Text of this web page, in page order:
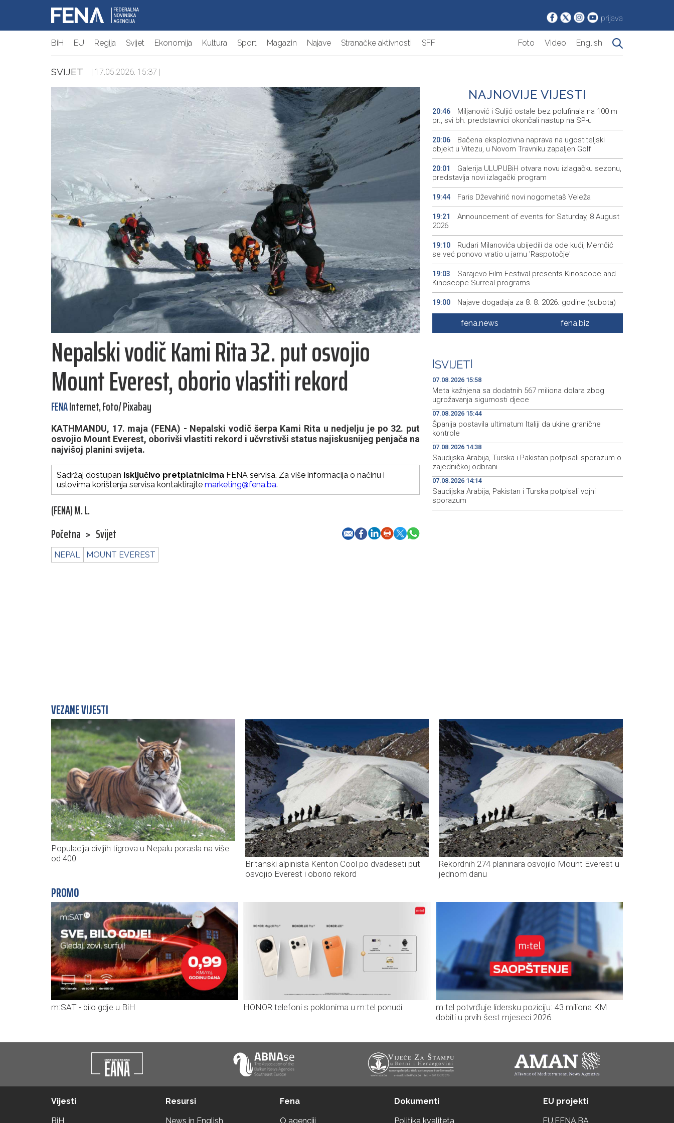
prijava
BiH EU Regija Svijet Ekonomija Kultura Sport Magazin Najave Stranačke aktivnosti SFF Foto Video English
SVIJET | 17.05.2026. 15:37 |
Nepalski vodič Kami Rita 32. put osvojio
Mount Everest, oborio vlastiti rekord
FENAInternet, Foto/ Pixabay
KATHMANDU, 17. maja (FENA) - Nepalski vodič šerpa Kami Rita u nedjelju je po 32. put
osvojio Mount Everest, oborivši vlastiti rekord i učvrstivši status najiskusnijeg penjača na
najvišoj planini svijeta.
Sadržaj dostupan isključivo pretplatnicima FENA servisa. Za više informacija o načinu i
uslovima korištenja servisa kontaktirajte marketing@fena.ba.
(FENA) M. L.
Početna > Svijet
NEPAL MOUNT EVEREST
NAJNOVIJE VIJESTI
20:46
Miljanović i Suljić ostale bez polufinala na 100 m
pr., svi bh. predstavnici okončali nastup na SP-u
20:06
Bačena eksplozivna naprava na ugostiteljski
objekt u Vitezu, u Novom Travniku zapaljen Golf
20:01
Galerija ULUPUBiH otvara novu izlagačku sezonu,
predstavlja novi izlagački program
19:44 Faris Dževahirić novi nogometaš Veleža
19:21
Announcement of events for Saturday, 8 August
2026
19:10
Rudari Milanovića ubijedili da ode kući, Memčić
se već ponovo vratio u jamu 'Raspotočje'
19:03
Sarajevo Film Festival presents Kinoscope and
Kinoscope Surreal programs
19:00 Najave događaja za 8. 8. 2026. godine (subota)
Fire breaks out across more than 40 hectares in
Grude, firefighters and Air Tractors on the ground
Vučićem
fena.news fena.biz
SVIJET
07.08.2026 15:58
Meta kažnjena sa dodatnih 567 miliona dolara zbog
ugrožavanja sigurnosti djece
07.08.2026 15:44
Španija postavila ultimatum Italiji da ukine granične
kontrole
07.08.2026 14:38
Saudijska Arabija, Turska i Pakistan potpisali sporazum o
zajedničkoj odbrani
07.08.2026 14:14
Saudijska Arabija, Pakistan i Turska potpisali vojni
sporazum
VEZANE VIJESTI
Populacija divljih tigrova u Nepalu porasla na više
od 400
Britanski alpinista Kenton Cool po dvadeseti put
osvojio Everest i oborio rekord
Rekordnih 274 planinara osvojilo Mount Everest u
jednom danu
PROMO
m:SAT - bilo gdje u BiH HONOR telefoni s poklonima u m:tel ponudi
m:tel potvrđuje lidersku poziciju: 43 miliona KM
dobiti u prvih šest mjeseci 2026.
Vijesti
BiH
Resursi
News in English
Fena
O agenciji
Dokumenti
Politika kvaliteta
EU projekti
EU.FENA.BA